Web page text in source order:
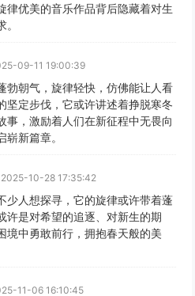
律优美的音乐作品背后隐藏着对生
09-11 19:00:39
勃朝气，旋律轻快，仿佛能让人看
坚定步伐，它或许讲述着挣脱寒冬
事，激励着人们在新征程中无畏向
新篇章。
2025-10-28 17:35:42
少人想探寻，它的旋律或许带着蓬
许是对希望的追逐、对新生的期
境中勇敢前行，拥抱春天般的美
11-06 16:10:45